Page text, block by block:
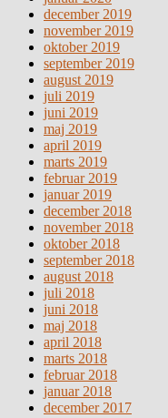
december 2019
november 2019
oktober 2019
september 2019
august 2019
juli 2019
juni 2019
maj 2019
april 2019
marts 2019
februar 2019
januar 2019
december 2018
november 2018
oktober 2018
september 2018
august 2018
juli 2018
juni 2018
maj 2018
april 2018
marts 2018
februar 2018
januar 2018
december 2017